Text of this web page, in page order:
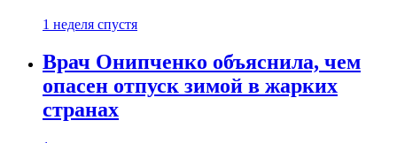
1 неделя спустя
Врач Онипченко объяснила, чем
опасен отпуск зимой в жарких
странах